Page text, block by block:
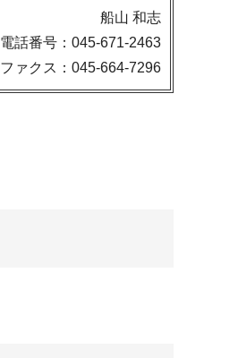
船山 和志
電話番号：045-671-2463
ファクス：045-664-7296